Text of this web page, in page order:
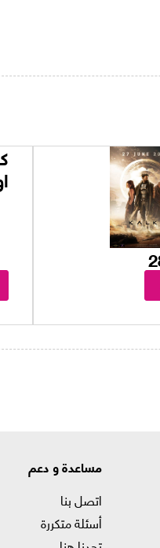
مساعدة و دعم
اتصل بنا
أسئلة متكررة